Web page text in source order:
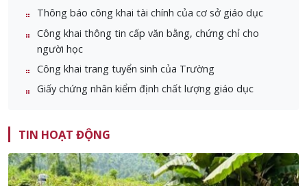
Thông báo công khai tài chính của cơ sở giáo dục
Công khai thông tin cấp văn bằng, chứng chỉ cho
người học
Công khai trang tuyển sinh của Trường
Giấy chứng nhân kiểm định chất lượng giáo dục
TIN HOẠT ĐỘNG